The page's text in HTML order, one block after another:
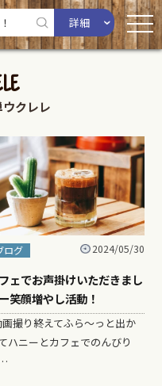
詳細
クレレ
ログ 2024/05/30
ェでお声掛けいただきまし
笑顔増やし活動！
撮り終えてふら〜っと出か
ハニーとカフェでのんびり